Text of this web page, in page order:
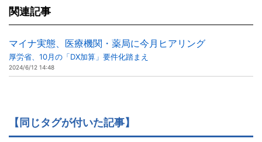
関連記事
マイナ実態、医療機関・薬局に今月ヒアリング
厚労省、10月の「DX加算」要件化踏まえ
2024/6/12 14:48
【同じタグが付いた記事】